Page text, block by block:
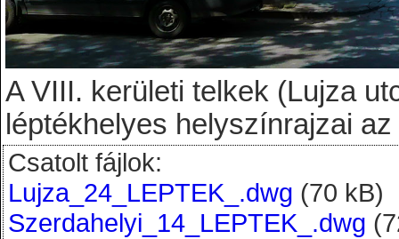
A VIII. kerületi telkek (Lujza
léptékhelyes helyszínrajzai
Csatolt fájlok:
Lujza_24_LEPTEK_.dwg (70 kB)
Szerdahelyi_14_LEPTEK_.dwg